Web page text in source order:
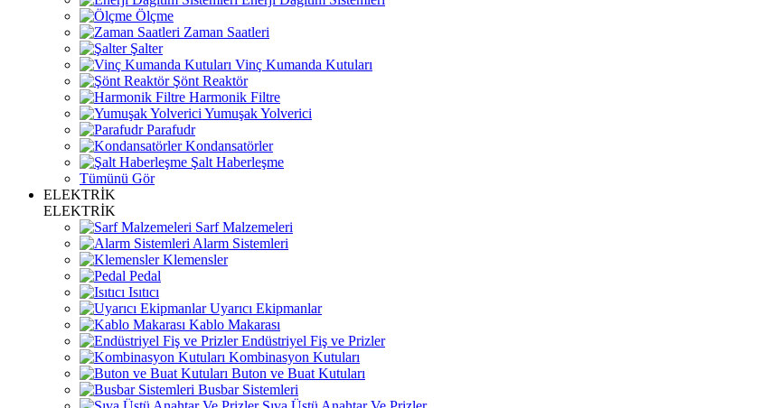
Ölçme
Zaman Saatleri
Şalter
Vinç Kumanda Kutuları
Şönt Reaktör
Harmonik Filtre
Yumuşak Yolverici
Parafudr
Kondansatörler
Şalt Haberleşme
Tümünü Gör
ELEKTRİK
ELEKTRİK
Sarf Malzemeleri
Alarm Sistemleri
Klemensler
Pedal
Isıtıcı
Uyarıcı Ekipmanlar
Kablo Makarası
Endüstriyel Fiş ve Prizler
Kombinasyon Kutuları
Buton ve Buat Kutuları
Busbar Sistemleri